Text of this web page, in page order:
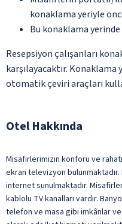
konaklama yeriyle
Bu konaklama
Resepsiyon çalışanları
karşılayacaktır.
otomatik çeviri araçları
Otel Hakkında
Misafirlerimizin konforu ve
ekran televizyon
internet sunulmaktadır.
kablolu TV kanalları vardır.
telefon ve masa gibi imkânlar ve